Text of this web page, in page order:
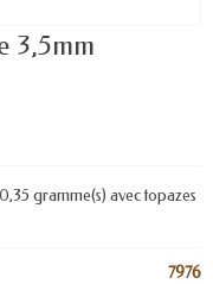
3,5mm
gramme(s) avec topazes
7976